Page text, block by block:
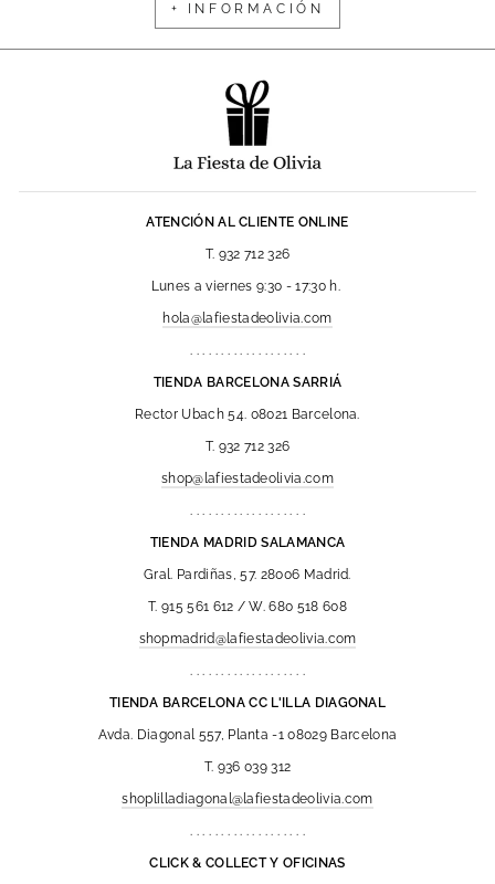
+ INFORMACIÓN
ATENCIÓN AL CLIENTE ONLINE
T. 932 712 326
Lunes a viernes 9:30 - 17:30 h.
hola@lafiestadeolivia.com
TIENDA BARCELONA SARRIÁ
Rector Ubach 54. 08021 Barcelona.
T. 932 712 326
shop@lafiestadeolivia.com
TIENDA MADRID SALAMANCA
Gral. Pardiñas, 57. 28006 Madrid.
T. 915 561 612 / W. 680 518 608
shopmadrid@lafiestadeolivia.com
TIENDA BARCELONA CC L'ILLA DIAGONAL
Avda. Diagonal 557, Planta -1 08029 Barcelona
T. 936 039 312
shoplilladiagonal@lafiestadeolivia.com
CLICK & COLLECT Y OFICINAS